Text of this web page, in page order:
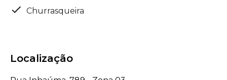
Churrasqueira
Localização